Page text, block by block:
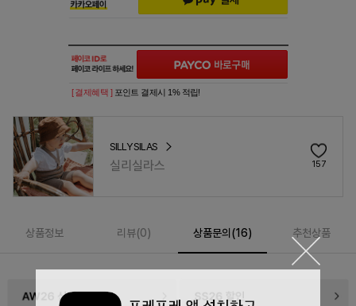
[ 결제혜택 ] 포인트 결제시 1% 적립!
SILLY SILAS
실리실라스 157
상품정보 리뷰(0) 상품문의(16) 추천상품